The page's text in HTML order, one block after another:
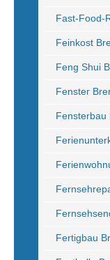
Fast-Food-
Feinkost
Feng Shui
Fenster
Fensterbau
Fertigbau